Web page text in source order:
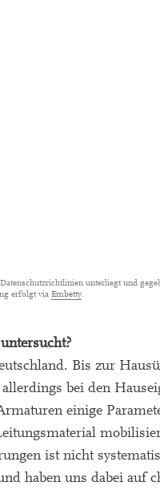
unterliegt und
erfolgt via Embetty
Bis zur
bei den
einige
ist nicht
haben uns dabei auf